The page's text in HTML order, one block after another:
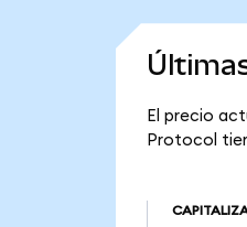
El precio
Protocol